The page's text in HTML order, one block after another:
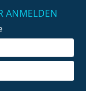
ANMELDEN